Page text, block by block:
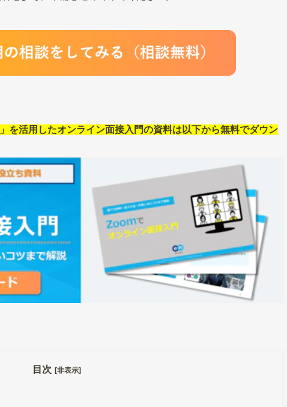
を活用したオンライン面接入門の資料は以下から無料でダウン
目次 [非表示]